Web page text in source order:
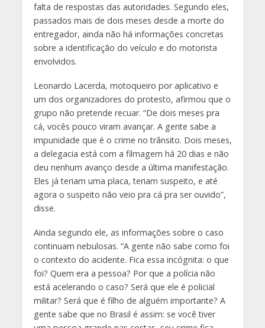
falta de respostas das autoridades. Segundo eles,
passados mais de dois meses desde a morte do
entregador, ainda não há informações concretas
sobre a identificação do veículo e do motorista
envolvidos.
Leonardo Lacerda, motoqueiro por aplicativo e
um dos organizadores do protesto, afirmou que o
grupo não pretende recuar. “De dois meses pra
cá, vocês pouco viram avançar. A gente sabe a
impunidade que é o crime no trânsito. Dois meses,
a delegacia está com a filmagem há 20 dias e não
deu nenhum avanço desde a última manifestação.
Eles já teriam uma placa, teriam suspeito, e até
agora o suspeito não veio pra cá pra ser ouvido”,
disse.
Ainda segundo ele, as informações sobre o caso
continuam nebulosas. “A gente não sabe como foi
o contexto do acidente. Fica essa incógnita: o que
foi? Quem era a pessoa? Por que a polícia não
está acelerando o caso? Será que ele é policial
militar? Será que é filho de alguém importante? A
gente sabe que no Brasil é assim: se você tiver